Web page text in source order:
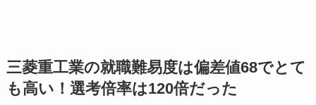
三菱重工業の就職難易度は偏差値68でとて
も高い！選考倍率は120倍だった